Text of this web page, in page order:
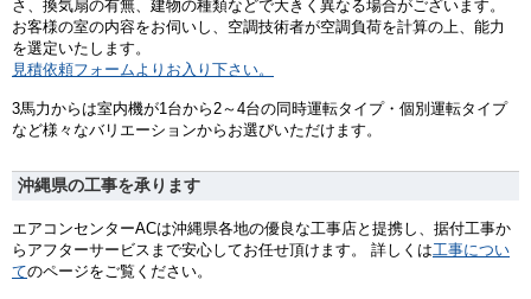
さ、換気扇の有無、建物の種類などで大きく異なる場合がございます。
お客様の室の内容をお伺いし、空調技術者が空調負荷を計算の上、能力
を選定いたします。
見積依頼フォームよりお入り下さい。
3馬力からは室内機が1台から2～4台の同時運転タイプ・個別運転タイプ
など様々なバリエーションからお選びいただけます。
沖縄県の工事を承ります
エアコンセンターACは沖縄県各地の優良な工事店と提携し、据付工事か
らアフターサービスまで安心してお任せ頂けます。 詳しくは工事につい
てのページをご覧ください。